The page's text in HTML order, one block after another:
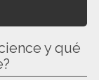
y qué